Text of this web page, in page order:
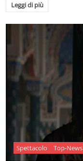
Leggi di più
Spettacolo Top-News